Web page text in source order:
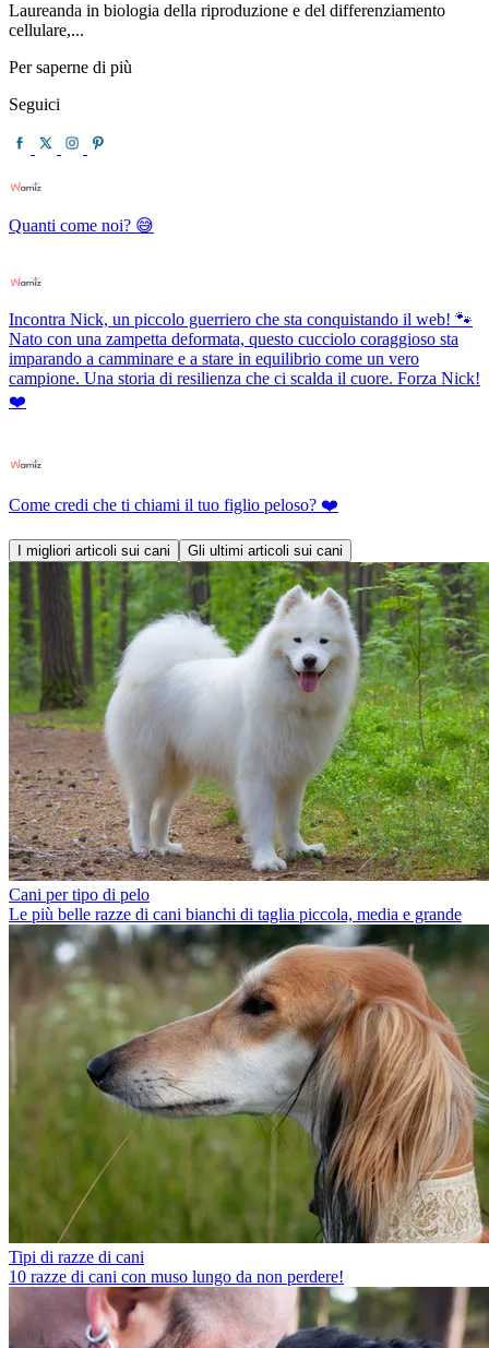
Laureanda in biologia della riproduzione e del differenziamento
cellulare,...
Per saperne di più
Seguici
Quanti come noi? 😅
Incontra Nick, un piccolo guerriero che sta conquistando il web! 🐾
Nato con una zampetta deformata, questo cucciolo coraggioso sta
imparando a camminare e a stare in equilibrio come un vero
campione. Una storia di resilienza che ci scalda il cuore. Forza Nick!
❤️
Come credi che ti chiami il tuo figlio peloso? ❤️
I migliori articoli sui cani Gli ultimi articoli sui cani
Cani per tipo di pelo
Le più belle razze di cani bianchi di taglia piccola, media e grande
Tipi di razze di cani
10 razze di cani con muso lungo da non perdere!